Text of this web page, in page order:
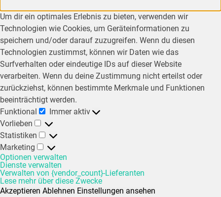
Um dir ein optimales Erlebnis zu bieten, verwenden wir
Technologien wie Cookies, um Geräteinformationen zu
speichern und/oder darauf zuzugreifen. Wenn du diesen
Technologien zustimmst, können wir Daten wie das
Surfverhalten oder eindeutige IDs auf dieser Website
verarbeiten. Wenn du deine Zustimmung nicht erteilst oder
zurückziehst, können bestimmte Merkmale und Funktionen
beeinträchtigt werden.
Funktional
Immer aktiv
Vorlieben
Statistiken
Marketing
Optionen verwalten
Dienste verwalten
Verwalten von {vendor_count}-Lieferanten
Lese mehr über diese Zwecke
Akzeptieren Ablehnen Einstellungen ansehen